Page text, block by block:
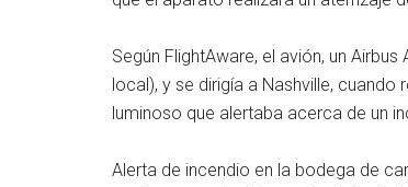
Según FlightAware, el avión, un
local), y se dirigía a Nashville,
luminoso que alertaba acerca de un
Alerta de incendio en la bodega de